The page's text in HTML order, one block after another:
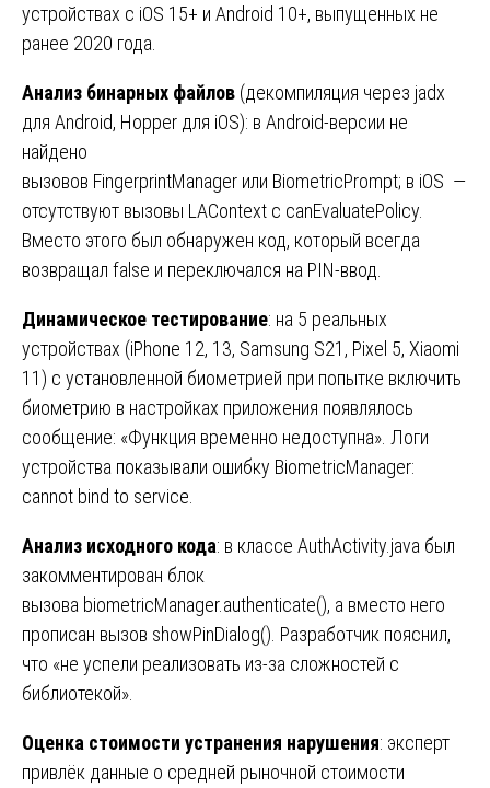
устройствах с iOS 15+ и Android 10+, выпущенных не
ранее 2020 года.
Анализ бинарных файлов (декомпиляция через jadx
для Android, Hopper для iOS): в Android-версии не
найдено
вызовов FingerprintManager или BiometricPrompt; в iOS —
отсутствуют вызовы LAContext с canEvaluatePolicy.
Вместо этого был обнаружен код, который всегда
возвращал false и переключался на PIN-ввод.
Динамическое тестирование: на 5 реальных
устройствах (iPhone 12, 13, Samsung S21, Pixel 5, Xiaomi
11) с установленной биометрией при попытке включить
биометрию в настройках приложения появлялось
сообщение: «Функция временно недоступна». Логи
устройства показывали ошибку BiometricManager:
cannot bind to service.
Анализ исходного кода: в классе AuthActivity.java был
закомментирован блок
вызова biometricManager.authenticate(), а вместо него
прописан вызов showPinDialog(). Разработчик пояснил,
что «не успели реализовать из-за сложностей с
библиотекой».
Оценка стоимости устранения нарушения: эксперт
привлёк данные о средней рыночной стоимости